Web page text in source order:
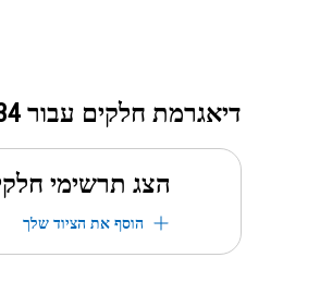
דיאגרמת חלקים עבור
הצג תרשימי
הוסף את הציוד שלך